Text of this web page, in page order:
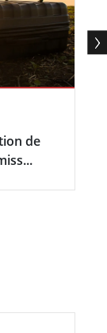
de